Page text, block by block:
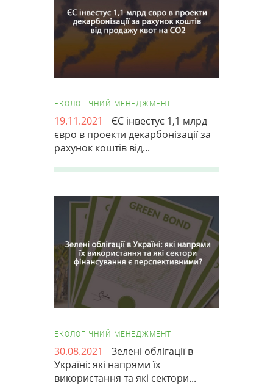
ЕКОЛОГІЧНИЙ МЕНЕДЖМЕНТ
19.11.2021
ЄС інвестує 1,1 млрд
євро в проекти декарбонізації за
рахунок коштів від...
ЕКОЛОГІЧНИЙ МЕНЕДЖМЕНТ
30.08.2021
Зелені облігації в
Україні: які напрями їх
використання та які сектори...